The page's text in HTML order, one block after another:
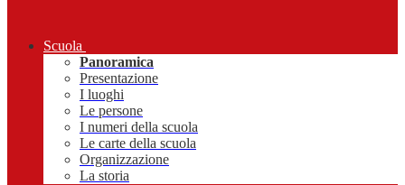
Scuola
Panoramica
Presentazione
I luoghi
Le persone
I numeri della scuola
Le carte della scuola
Organizzazione
La storia